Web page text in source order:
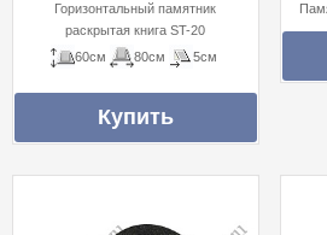
Горизонтальный памятник
раскрытая книга ST-20
60см
80см 5см